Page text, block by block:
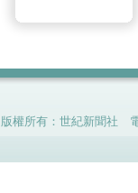
版權所有：世紀新聞社